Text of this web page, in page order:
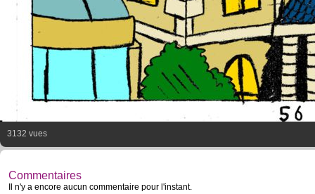
3132 vues
Commentaires
Il n'y a encore aucun commentaire pour l'instant.